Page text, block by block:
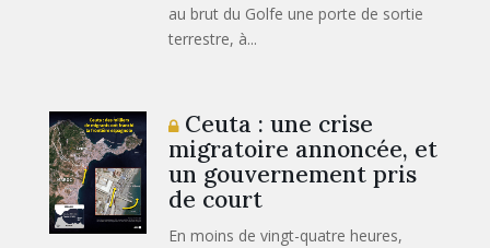
au brut du Golfe une porte de sortie
terrestre, à...
Ceuta : une crise
migratoire annoncée, et
un gouvernement pris
de court
En moins de vingt-quatre heures,